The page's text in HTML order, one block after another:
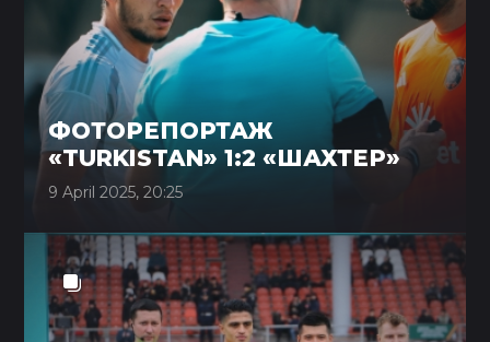
ФОТОРЕПОРТАЖ
«TURKISTAN» 1:2 «ШАХТЕР»
9 April 2025, 20:25